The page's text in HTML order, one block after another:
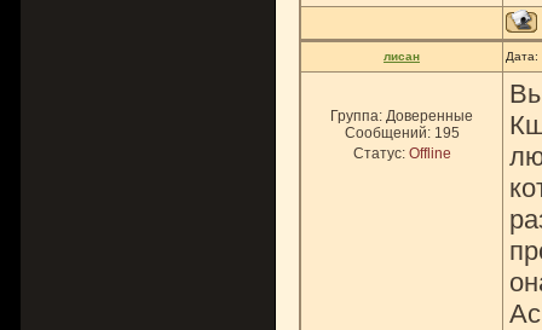
лисан Дата:
Группа: Доверенные
Сообщений: 195
Статус: Offline